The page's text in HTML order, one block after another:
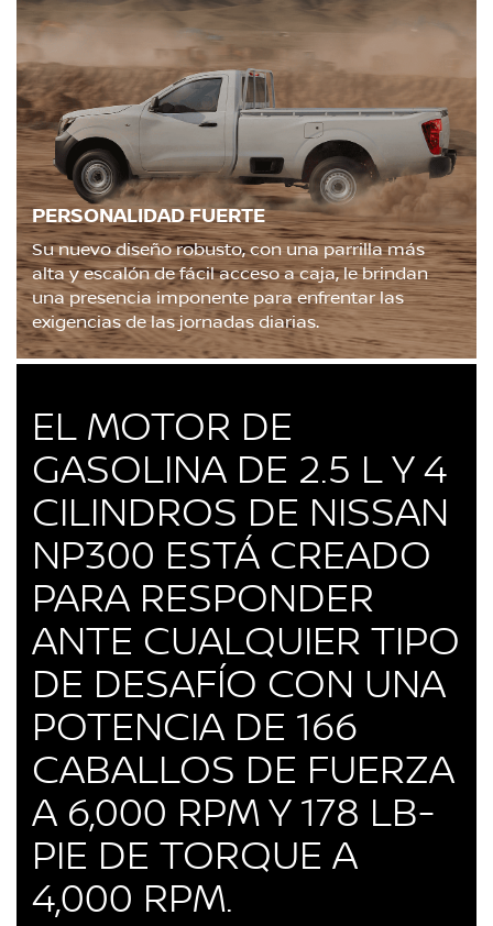
PERSONALIDAD FUERTE
Su nuevo diseño robusto, con una parrilla más
alta y escalón de fácil acceso a caja, le brindan
una presencia imponente para enfrentar las
exigencias de las jornadas diarias.
EL MOTOR DE
GASOLINA DE 2.5 L Y 4
CILINDROS DE NISSAN
NP300 ESTÁ CREADO
PARA RESPONDER
ANTE CUALQUIER TIPO
DE DESAFÍO CON UNA
POTENCIA DE 166
CABALLOS DE FUERZA
A 6,000 RPM Y 178 LB-
PIE DE TORQUE A
4,000 RPM.